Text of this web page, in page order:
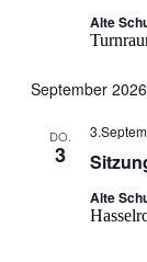
Alte
September 2026
DO.
3
Alte